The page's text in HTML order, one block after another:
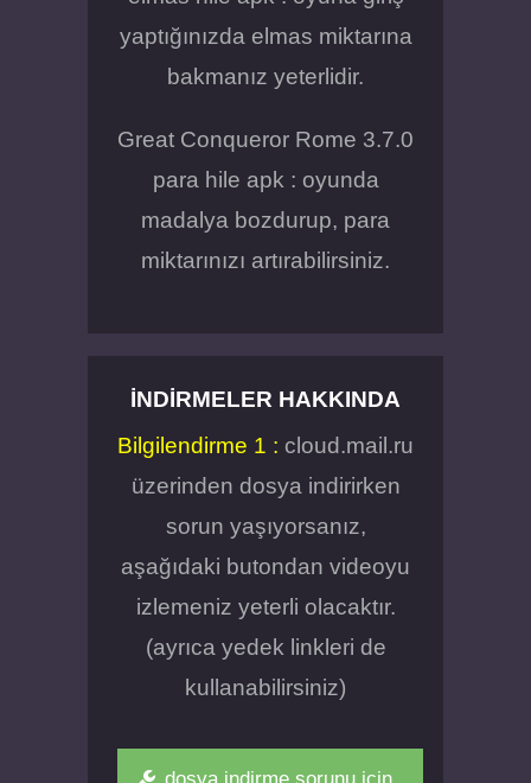
yaptığınızda elmas miktarına
bakmanız yeterlidir.
Great Conqueror Rome 3.7.0
para hile apk : oyunda
madalya bozdurup, para
miktarınızı artırabilirsiniz.
İNDIRMELER HAKKINDA
Bilgilendirme 1 : cloud.mail.ru
üzerinden dosya indirirken
sorun yaşıyorsanız,
aşağıdaki butondan videoyu
izlemeniz yeterli olacaktır.
(ayrıca yedek linkleri de
kullanabilirsiniz)